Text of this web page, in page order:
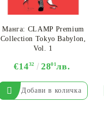
Манга: CLAMP Premium
Collection Tokyo Babylon,
Vol. 1
€1432 2801лв.